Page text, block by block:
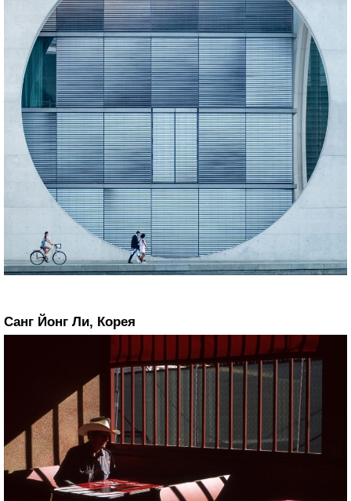
Санг Йонг Ли, Корея